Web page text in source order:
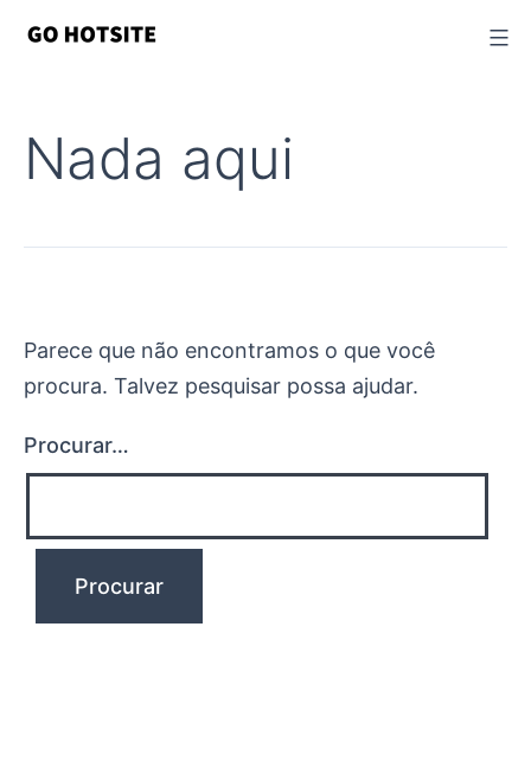
Nada aqui
Parece que não encontramos o que você
procura. Talvez pesquisar possa ajudar.
Procurar…